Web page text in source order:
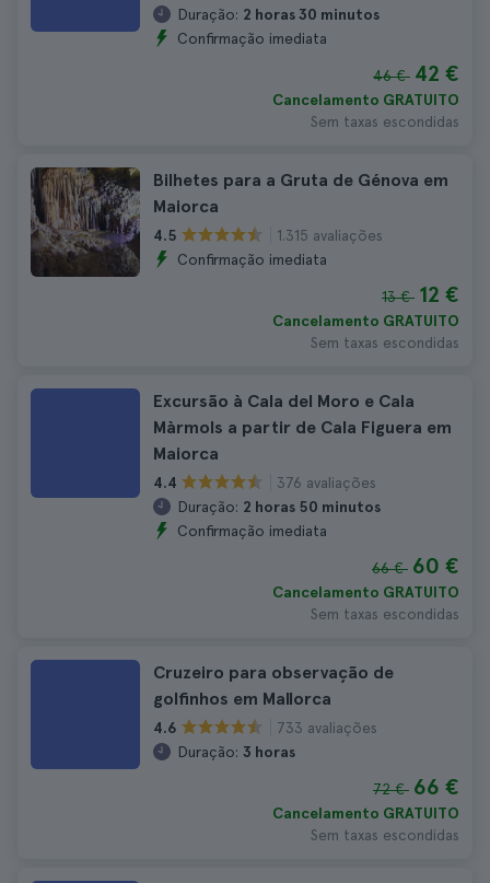
Duração: 2 horas 30 minutos
Confirmação imediata
46 € 42 €
Cancelamento GRATUITO
Sem taxas escondidas
Bilhetes para a Gruta de Génova em
Maiorca
4.5
1.315 avaliações
Confirmação imediata
13 € 12 €
Cancelamento GRATUITO
Sem taxas escondidas
Excursão à Cala del Moro e Cala
Màrmols a partir de Cala Figuera em
Maiorca
4.4
376 avaliações
Duração: 2 horas 50 minutos
Confirmação imediata
66 € 60 €
Cancelamento GRATUITO
Sem taxas escondidas
Cruzeiro para observação de
golfinhos em Mallorca
4.6
733 avaliações
Duração: 3 horas
72 € 66 €
Cancelamento GRATUITO
Sem taxas escondidas